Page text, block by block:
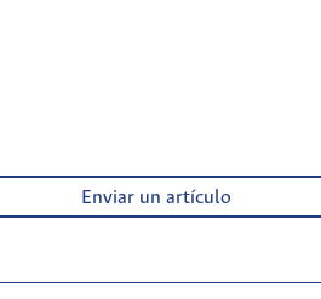
Enviar un artículo